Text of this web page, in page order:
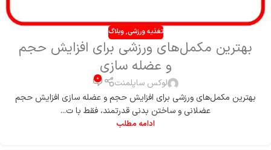
تغذیه ورزشی,وبلاگ
بهترین مکمل‌های ورزشی برای افزایش حجم
و عضله‌ سازی
لوکس ساپلمنت 0
بهترین مکمل‌های ورزشی برای افزایش حجم و عضله‌ سازی افزایش حجم
عضلانی و ساختن بدنی قدرتمند، فقط با ت...
ادامه مطلب